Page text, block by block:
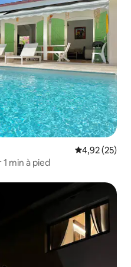
Évaluation
4,92 (25)
min à pied
appréciés